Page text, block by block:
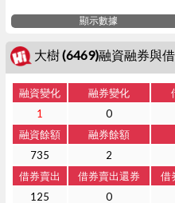
顯示數據
大樹 (6469)融資融券與
融資變化 融券變化
1
0
融資餘額
融券餘額
735
2
借券賣出
借券賣出還券 借
125
0